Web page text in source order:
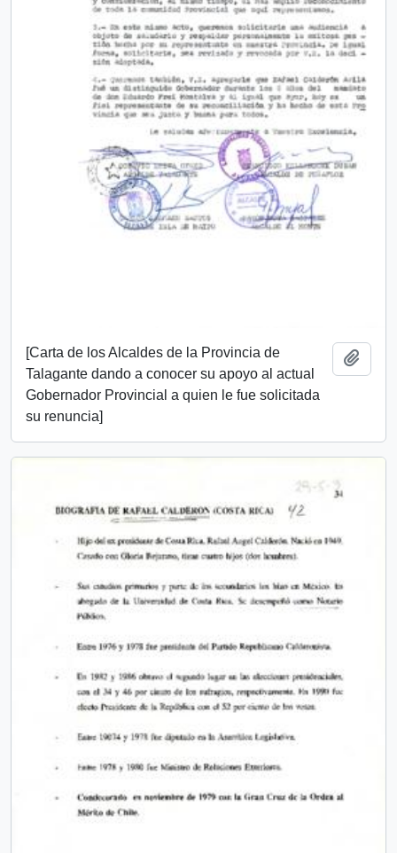
[Carta de los Alcaldes de la Provincia de
Talagante dando a conocer su apoyo al actual
Gobernador Provincial a quien le fue solicitada
su renuncia]